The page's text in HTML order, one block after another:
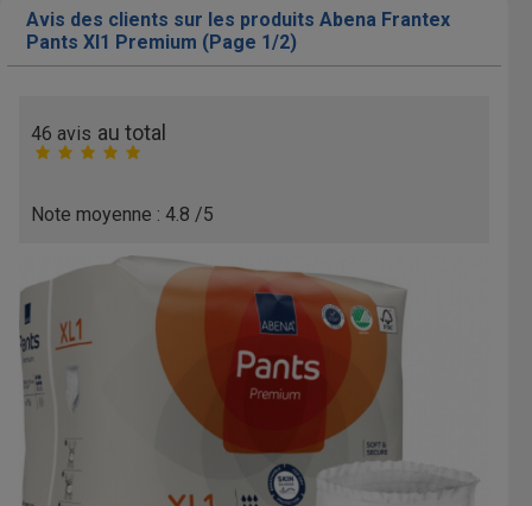
Avis des clients sur les produits Abena Frantex
Pants Xl1 Premium (Page 1/2)
46 avis au total
Note moyenne : 4.8 /5